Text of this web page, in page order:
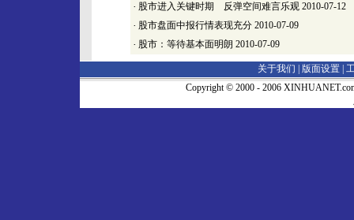
· 股市进入关键时期 反弹空间难言乐观 2010-07-12
· 股市盘面中报行情表现充分 2010-07-09
· 股市：等待基本面明朗 2010-07-09
关于我们 | 版面设置
Copyright © 2000 - 2006